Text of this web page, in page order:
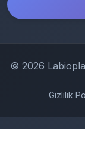
© 2026
Gizlilik